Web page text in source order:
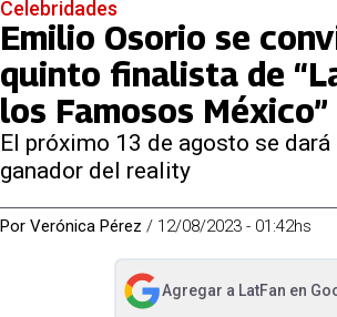
Celebridades
Emilio Osorio se
quinto finalista de
los Famosos México”
El próximo 13 de agosto se dará
ganador del reality
Por Verónica Pérez / 12/08/2023 - 01:42hs
Agregar a LatFan en
abre en nueva pestaña